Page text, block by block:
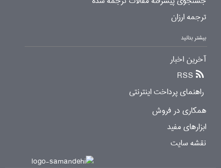
ترجمه ارزان
بیشتر بدانید
آخرین اخبار
RSS
راهنمای پرداخت اینترنتی
همکاری در فروش
ابزارهای مفید
نقشه سایت